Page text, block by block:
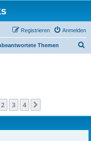
Anmelden
Registrieren
Themen
2 3 4